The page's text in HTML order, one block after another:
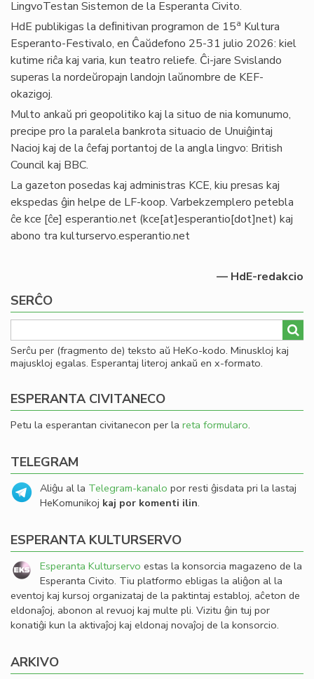
LingvoTestan Sistemon de la Esperanta Civito.
HdE publikigas la deﬁnitivan programon de 15a Kultura
Esperanto-Festivalo, en Ĉaŭdefono 25-31 julio 2026: kiel
kutime riĉa kaj varia, kun teatro reliefe. Ĉi-jare Svislando
superas la nordeŭropajn landojn laŭnombre de KEF-
okazigoj.
Multo ankaŭ pri geopolitiko kaj la situo de nia komunumo,
precipe pro la paralela bankrota situacio de Unuiĝintaj
Nacioj kaj de la ĉefaj portantoj de la angla lingvo: British
Council kaj BBC.
La gazeton posedas kaj administras KCE, kiu presas kaj
ekspedas ĝin helpe de LF-koop. Varbekzemplero petebla
ĉe kce [ĉe] esperantio.net (kce[at]esperantio[dot]net) kaj
abono tra kulturservo.esperantio.net
— HdE-redakcio
SERĈO
Serĉu per (fragmento de) teksto aŭ HeKo-kodo. Minuskloj kaj
majuskloj egalas. Esperantaj literoj ankaŭ en x-formato.
ESPERANTA CIVITANECO
Petu la esperantan civitanecon per la reta formularo.
TELEGRAM
Aliĝu al la Telegram-kanalo por resti ĝisdata pri la lastaj
HeKomunikoj kaj por komenti ilin.
ESPERANTA KULTURSERVO
Esperanta Kulturservo estas la konsorcia magazeno de la
Esperanta Civito. Tiu platformo ebligas la aliĝon al la
eventoj kaj kursoj organizataj de la paktintaj establoj, aĉeton de
eldonaĵoj, abonon al revuoj kaj multe pli. Vizitu ĝin tuj por
konatiĝi kun la aktivaĵoj kaj eldonaj novaĵoj de la konsorcio.
ARKIVO